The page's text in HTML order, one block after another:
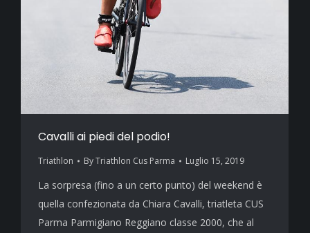
Cavalli ai piedi del podio!
Triathlon ByTriathlon Cus Parma Luglio 15, 2019
La sorpresa (fino a un certo punto) del weekend è
quella confezionata da Chiara Cavalli, triatleta CUS
Parma Parmigiano Reggiano classe 2000, che al